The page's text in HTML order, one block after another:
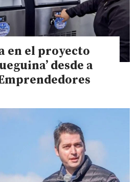
en el proyecto
desde a